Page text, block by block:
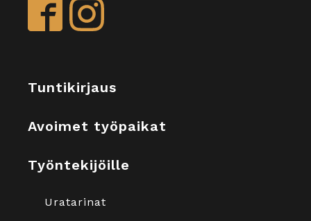
Tuntikirjaus
Avoimet työpaikat
Työntekijöille
Uratarinat